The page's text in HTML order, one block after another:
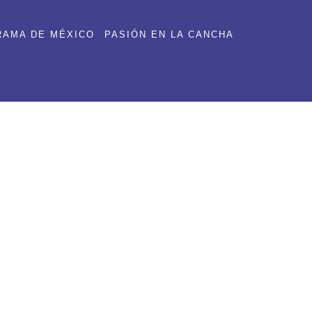
DE MÉXICO PASIÓN EN LA CANCHA